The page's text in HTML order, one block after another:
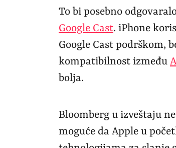
To bi posebno
Google Cast. iPhone
Google Cast podrškom,
kompatibilnost između
bolja.
Bloomberg u izveštaju
moguće da Apple u